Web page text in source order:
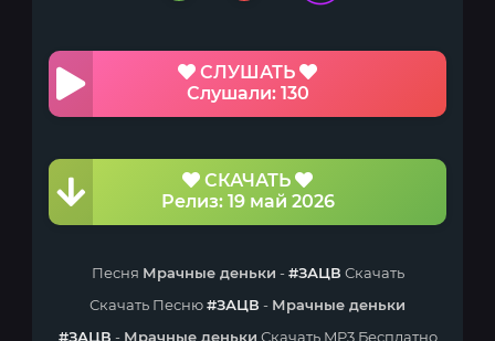
СЛУШАТЬ
Слушали: 130
СКАЧАТЬ
Релиз: 19 май 2026
Песня Мрачные деньки -#ЗАЦВ Скачать
Скачать Песню#ЗАЦВ - Мрачные деньки
#ЗАЦВ - Мрачные деньки Скачать MP3 Бесплатно